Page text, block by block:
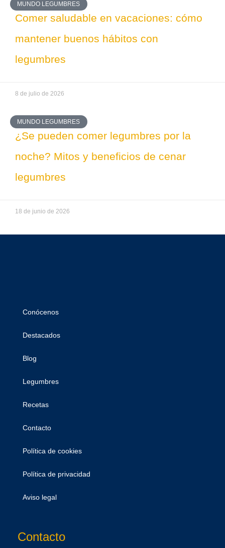
MUNDO LEGUMBRES
Comer saludable en vacaciones: cómo
mantener buenos hábitos con
legumbres
8 de julio de 2026
MUNDO LEGUMBRES
¿Se pueden comer legumbres por la
noche? Mitos y beneficios de cenar
legumbres
18 de junio de 2026
Conócenos
Destacados
Blog
Legumbres
Recetas
Contacto
Política de cookies
Política de privacidad
Aviso legal
Contacto